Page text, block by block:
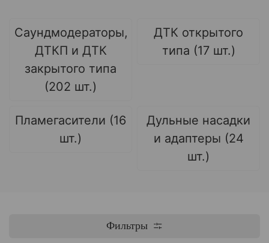
Саундмодераторы,
ДТКП и ДТК
закрытого типа
(202 шт.)
ДТК открытого
типа (17 шт.)
Пламегасители (16
шт.)
Дульные насадки
и адаптеры (24
шт.)
Фильтры